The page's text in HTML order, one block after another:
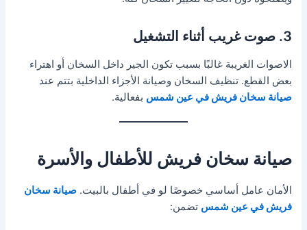
3. صوت غريب أثناء التشغيل
الاصوات الغريبة غالبًا بسبب تكون الجير داخل السخان أو اهتراء
بعض القطع. تنظيف السخان وصيانة الأجزاء الداخلية بتتم عند
صيانة سخان فريش في عين شمس بفعالية.
صيانة سخان فريش للأطفال والأسرة
الأمان عامل أساسي خصوصًا لو في أطفال بالبيت.صيانة سخان
فريش في عين شمس تضمن: